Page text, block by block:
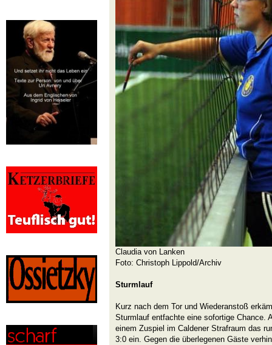
Claudia von Lanken
Foto: Christoph Lippold/Archiv
Sturmlauf
Kurz nach dem Tor und Wiederanstoß
Sturmlauf entfachte eine sofortige Chance.
einem Zuspiel im Caldener Strafraum das
3:0 ein. Gegen die überlegenen Gäste